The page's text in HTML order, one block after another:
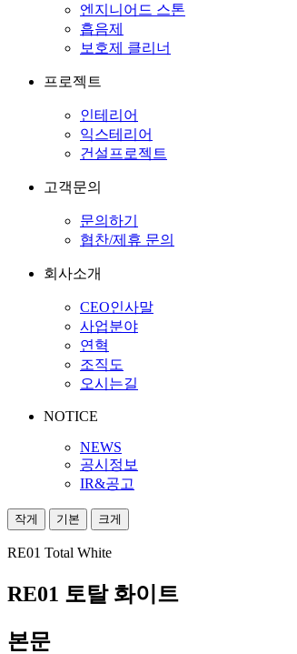
엔지니어드 스톤
흡음제
보호제 클리너
프로젝트
인테리어
익스테리어
건설프로젝트
고객문의
문의하기
협찬/제휴 문의
회사소개
CEO인사말
사업분야
연혁
조직도
오시는길
NOTICE
NEWS
공시정보
IR&공고
작게 기본 크게
RE01 Total White
RE01 토탈 화이트
본문